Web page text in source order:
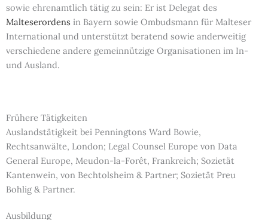
sowie ehrenamtlich tätig zu sein: Er ist Delegat des
Malteserordens in Bayern sowie Ombuds­mann für Malteser
International und unterstützt beratend sowie ander­weitig
verschiedene andere gemeinnützige Organisationen im In-
und Ausland.
Frühere Tätigkeiten
Auslandstätigkeit bei Penningtons Ward Bowie,
Rechtsanwälte, London; Legal Counsel Europe von Data
General Europe, Meudon-la-Forêt, Frankreich; Sozietät
Kantenwein, von Bechtolsheim & Partner; Sozietät Preu
Bohlig & Partner.
Ausbildung